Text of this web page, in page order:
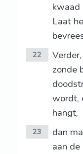
kwaad
Laat
22
zonde
wordt,
hangt,
23
dan
aan